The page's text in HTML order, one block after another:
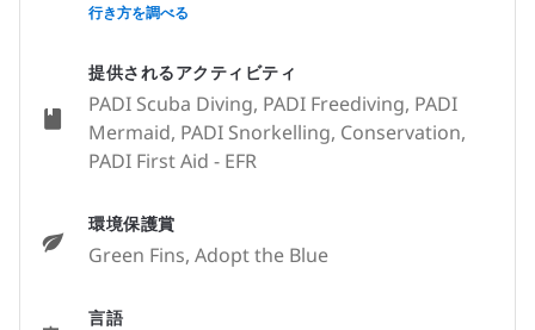
提供されるアクティビティ
PADI Scuba Diving, PADI Freediving, PADI
Mermaid, PADI Snorkelling, Conservation,
PADI First Aid - EFR
環境保護賞
Green Fins, Adopt the Blue
言語
行き方を調べる